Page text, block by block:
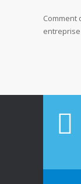
Comment
entreprises